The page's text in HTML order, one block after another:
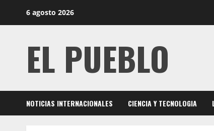
6 agosto 2026
EL PUEBLO
NOTICIAS INTERNACIONALES CIENCIA Y TECNOLOGIA